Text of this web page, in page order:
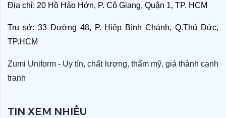
TIN XEM NHIỀU
Địa chỉ: 20 Hồ Hảo Hớn, P. Cô Giang, Quận 1, TP. HCM
Trụ sở: 33 Đường 48, P. Hiệp Bình Chánh, Q.Thủ Đức,
TP.HCM
Zumi Uniform - Uy tín, chất lượng, thẩm mỹ, giá thành cạnh
tranh